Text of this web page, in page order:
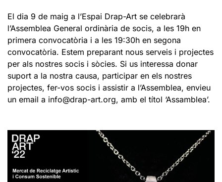
El dia 9 de maig a l’Espai Drap-Art se celebrarà
l’Assemblea General ordinària de socis, a les 19h en
primera convocatòria i a les 19:30h en segona
convocatòria. Estem preparant nous serveis i projectes
per als nostres socis i sòcies. Si us interessa donar
suport a la nostra causa, participar en els nostres
projectes, fer-vos socis i assistir a l’Assemblea, envieu
un email a info@drap-art.org, amb el títol ‘Assamblea’.